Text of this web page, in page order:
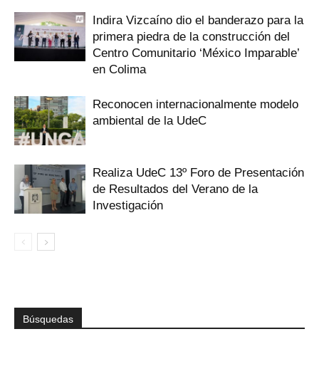
Indira Vizcaíno dio el banderazo para la
primera piedra de la construcción del
Centro Comunitario ‘México Imparable’
en Colima
Reconocen internacionalmente modelo
ambiental de la UdeC
Realiza UdeC 13º Foro de Presentación
de Resultados del Verano de la
Investigación
Búsquedas